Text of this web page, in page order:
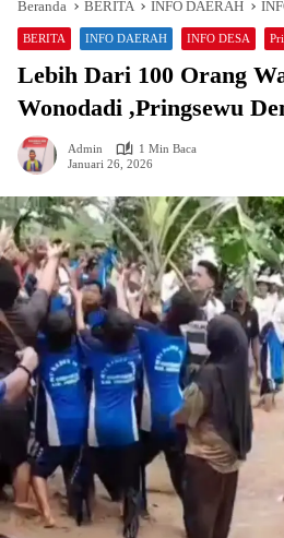
Beranda BERITA INFO DAERAH
BERITA INFO DAERAH INFO DESA
Lebih Dari 100 Orang
Wonodadi ,Pringsewu
Admin
1 Min Baca
Januari 26, 2026